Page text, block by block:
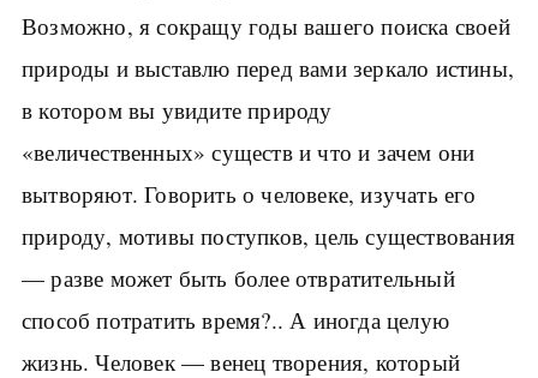
Возможно, я сокращу годы вашего поиска своей
природы и выставлю перед вами зеркало истины,
в котором вы увидите природу
«величественных» существ и что и зачем они
вытворяют. Говорить о человеке, изучать его
природу, мотивы поступков, цель существования
— разве может быть более отвратительный
способ потратить время?.. А иногда целую
жизнь. Человек — венец творения, который